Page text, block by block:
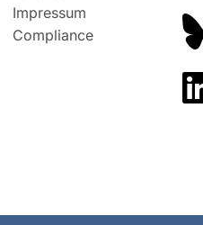
Impressum
Compliance